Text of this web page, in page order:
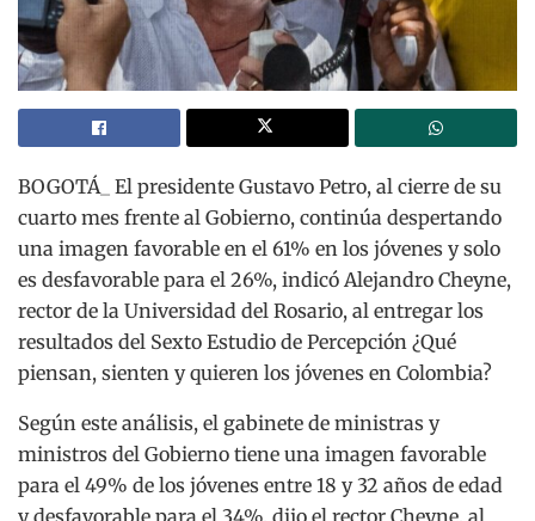
BOGOTÁ_ El presidente Gustavo Petro, al cierre de su
cuarto mes frente al Gobierno, continúa despertando
una imagen favorable en el 61% en los jóvenes y solo
es desfavorable para el 26%, indicó Alejandro Cheyne,
rector de la Universidad del Rosario, al entregar los
resultados del Sexto Estudio de Percepción ¿Qué
piensan, sienten y quieren los jóvenes en Colombia?
Según este análisis, el gabinete de ministras y
ministros del Gobierno tiene una imagen favorable
para el 49% de los jóvenes entre 18 y 32 años de edad
y desfavorable para el 34%, dijo el rector Cheyne, al